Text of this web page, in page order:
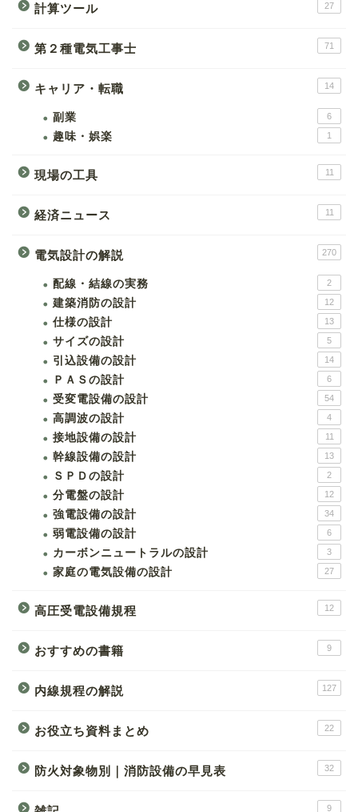
計算ツール 27
第２種電気工事士 71
キャリア・転職 14
副業 6
趣味・娯楽 1
現場の工具 11
経済ニュース 11
電気設計の解説 270
配線・結線の実務 2
建築消防の設計 12
仕様の設計 13
サイズの設計 5
引込設備の設計 14
ＰＡＳの設計 6
受変電設備の設計 54
高調波の設計 4
接地設備の設計 11
幹線設備の設計 13
ＳＰＤの設計 2
分電盤の設計 12
強電設備の設計 34
弱電設備の設計 6
カーボンニュートラルの設計 3
家庭の電気設備の設計 27
高圧受電設備規程 12
おすすめの書籍 9
内線規程の解説 127
お役立ち資料まとめ 22
防火対象物別｜消防設備の早見表 32
9